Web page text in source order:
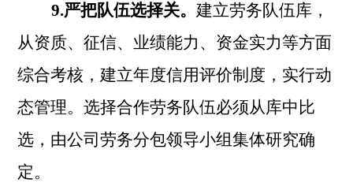
9.严把队伍选择关。建立劳务队伍库，
从资质、征信、业绩能力、资金实力等方面
综合考核，建立年度信用评价制度，实行动
态管理。选择合作劳务队伍必须从库中比
选，由公司劳务分包领导小组集体研究确
定。